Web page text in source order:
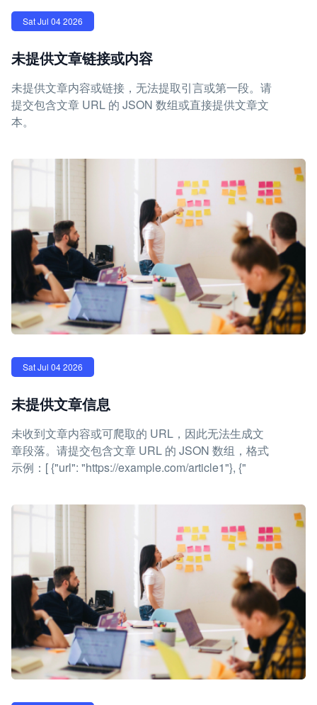
Sat Jul 04 2026
未提供文章链接或内容
未提供文章内容或链接，无法提取引言或第一段。请
提交包含文章 URL 的 JSON 数组或直接提供文章文
本。
Sat Jul 04 2026
未提供文章信息
未收到文章内容或可爬取的 URL，因此无法生成文
章段落。请提交包含文章 URL 的 JSON 数组，格式
示例：[ {"url": "https://example.com/article1"}, {"